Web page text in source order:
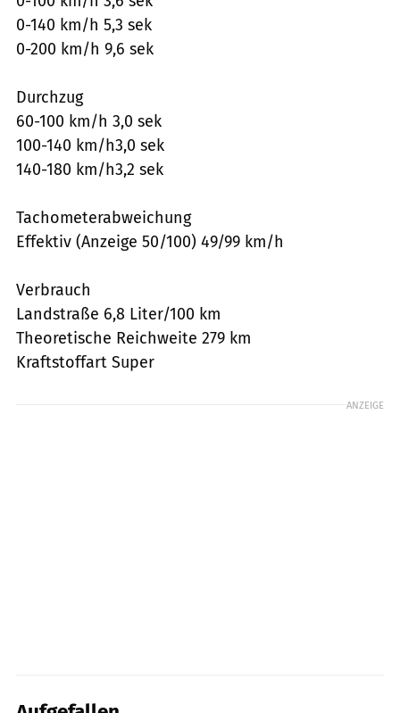
0-140 km/h 5,3 sek
0-200 km/h 9,6 sek
Durchzug
60-100 km/h 3,0 sek
100-140 km/h3,0 sek
140-180 km/h3,2 sek
Tachometerabweichung
Effektiv (Anzeige 50/100) 49/99 km/h
Verbrauch
Landstraße 6,8 Liter/100 km
Theoretische Reichweite 279 km
Kraftstoffart Super
ANZEIGE